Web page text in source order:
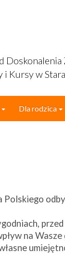
i Kursy w
Dla rodzica
na